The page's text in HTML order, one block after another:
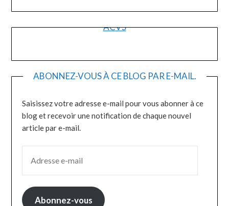
ACVS
ABONNEZ-VOUS À CE BLOG PAR E-MAIL.
Saisissez votre adresse e-mail pour vous abonner à ce
blog et recevoir une notification de chaque nouvel
article par e-mail.
Abonnez-vous